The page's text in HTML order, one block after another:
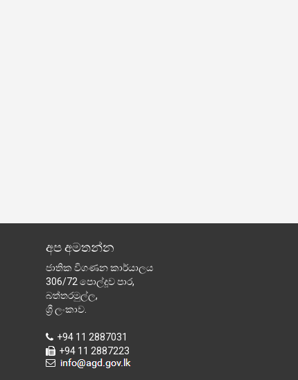
අප අමතන්න
ජාතික විගණන කාර්යාලය
306/72 පොල්දූව පාර,
බත්තරමුල්ල,
ශ්‍රී ලංකාව.
+94 11 2887031
+94 11 2887223